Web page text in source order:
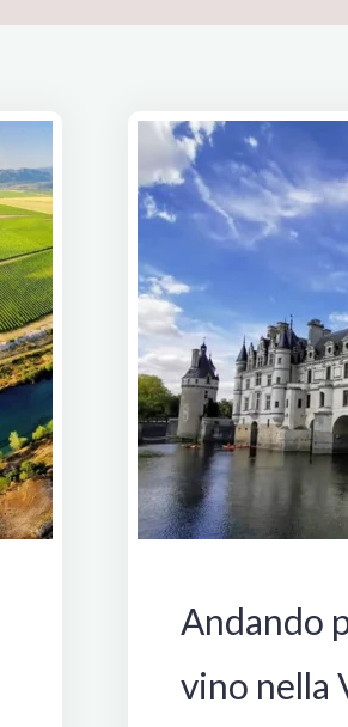
Andando
vino nella